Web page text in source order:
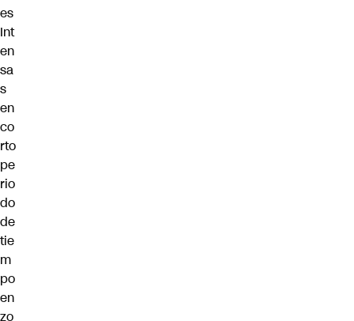
es
Int
en
sa
s
en
co
rto
pe
rio
do
de
tie
m
po
en
zo